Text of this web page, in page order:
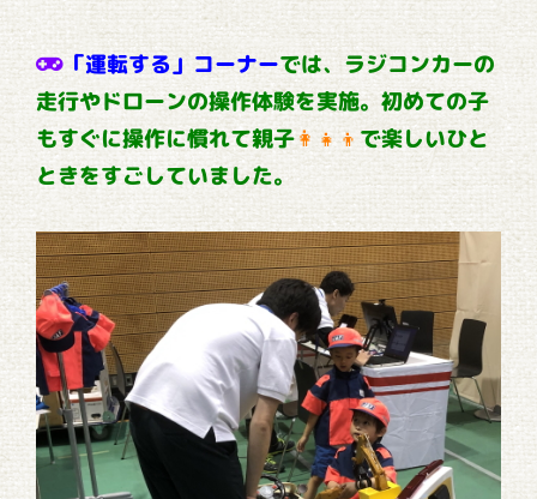
「運転する」コーナーでは、ラジコンカーの
走行やドローンの操作体験を実施。初めての子
もすぐに操作に慣れて親子👩‍👧‍👦 で楽しいひと
ときをすごしていました。